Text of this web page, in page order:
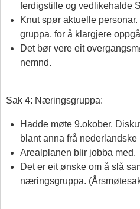
ferdigstille og vedlikehalde
Knut spør aktuelle
gruppa, for å klargjere
Det bør vere eit
nemnd.
Sak 4: Næringsgruppa:
Hadde møte 9.okober.
blant anna frå nederlandske
Arealplanen blir jobba med.
Det er eit ønske om å slå
næringsgruppa.